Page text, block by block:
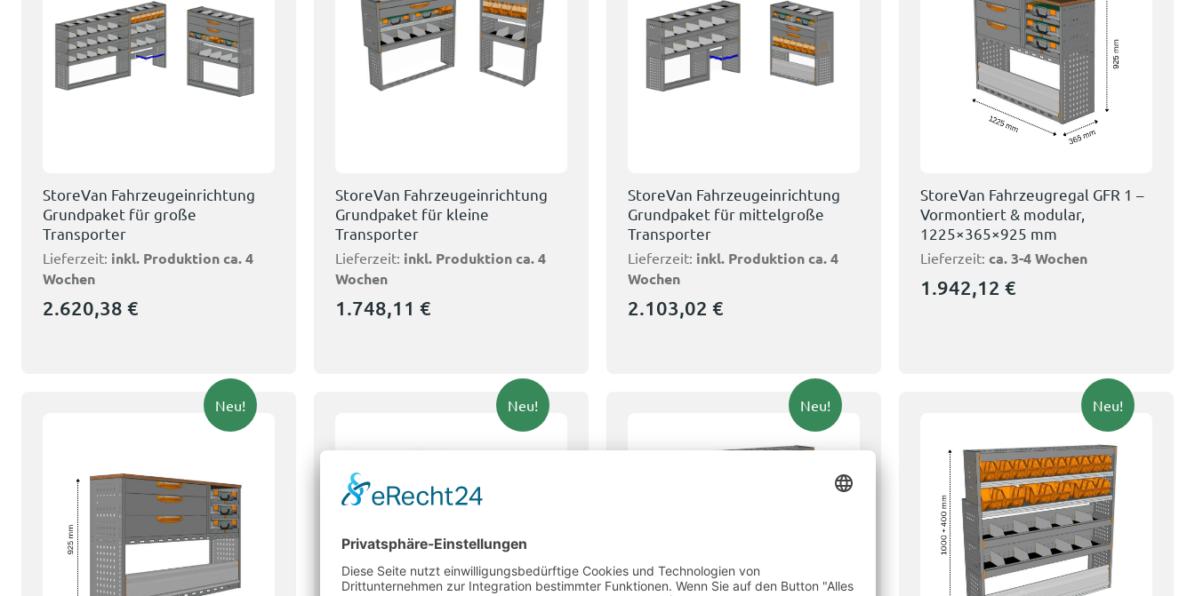
StoreVan Fahrzeugeinrichtung
Grundpaket für große
Transporter
Lieferzeit: inkl. Produktion ca. 4
Wochen
2.620,38 €
StoreVan Fahrzeugeinrichtung
Grundpaket für kleine
Transporter
Lieferzeit: inkl. Produktion ca. 4
Wochen
1.748,11 €
StoreVan Fahrzeugeinrichtung
Grundpaket für mittelgroße
Transporter
Lieferzeit: inkl. Produktion ca. 4
Wochen
2.103,02 €
StoreVan Fahrzeugregal GFR 1 –
Vormontiert & modular,
1225×365×925 mm
Lieferzeit: ca. 3-4 Wochen
1.942,12 €
Neu! Neu! Neu! Neu!